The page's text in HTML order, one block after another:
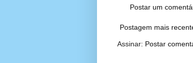
Postar um
Postagem mais
Assinar: Postar